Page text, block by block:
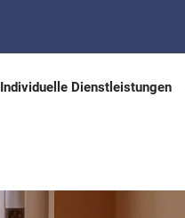
Individuelle Dienstleistungen